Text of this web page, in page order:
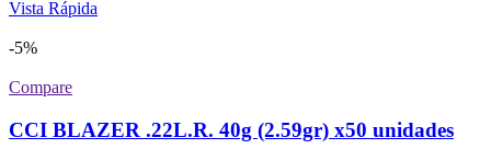
Vista Rápida
-5%
Compare
CCI BLAZER .22L.R. 40g (2.59gr) x50 unidades